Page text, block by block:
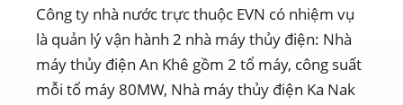
Công ty nhà nước trực thuộc EVN có nhiệm vụ
là quản lý vận hành 2 nhà máy thủy điện: Nhà
máy thủy điện An Khê gồm 2 tổ máy, công suất
mỗi tổ máy 80MW, Nhà máy thủy điện Ka Nak